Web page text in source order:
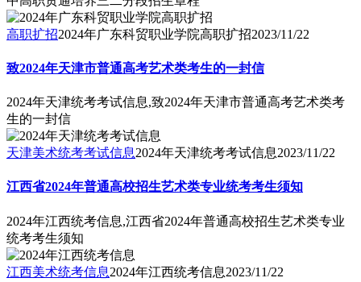
高职扩招2024年广东科贸职业学院高职扩招2023/11/22
致2024年天津市普通高考艺术类考生的一封信
2024年天津统考考试信息,致2024年天津市普通高考艺术类考
生的一封信
天津美术统考考试信息2024年天津统考考试信息2023/11/22
江西省2024年普通高校招生艺术类专业统考考生须知
2024年江西统考信息,江西省2024年普通高校招生艺术类专业
统考考生须知
江西美术统考信息2024年江西统考信息2023/11/22